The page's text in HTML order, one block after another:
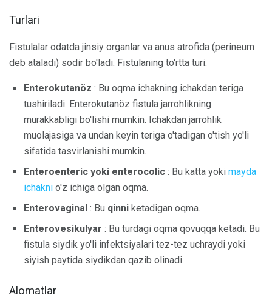
Turlari
Fistulalar odatda jinsiy organlar va anus atrofida (perineum
deb ataladi) sodir bo'ladi. Fistulaning to'rtta turi:
Enterokutanöz : Bu oqma ichakning ichakdan teriga
tushiriladi. Enterokutanöz fistula jarrohlikning
murakkabligi bo'lishi mumkin. Ichakdan jarrohlik
muolajasiga va undan keyin teriga o'tadigan o'tish yo'li
sifatida tasvirlanishi mumkin.
Enteroenteric yoki enterocolic : Bu katta yoki mayda
ichakni o'z ichiga olgan oqma.
Enterovaginal : Bu qinni ketadigan oqma.
Enterovesikulyar : Bu turdagi oqma qovuqqa ketadi. Bu
fistula siydik yo'li infektsiyalari tez-tez uchraydi yoki
siyish paytida siydikdan qazib olinadi.
Alomatlar